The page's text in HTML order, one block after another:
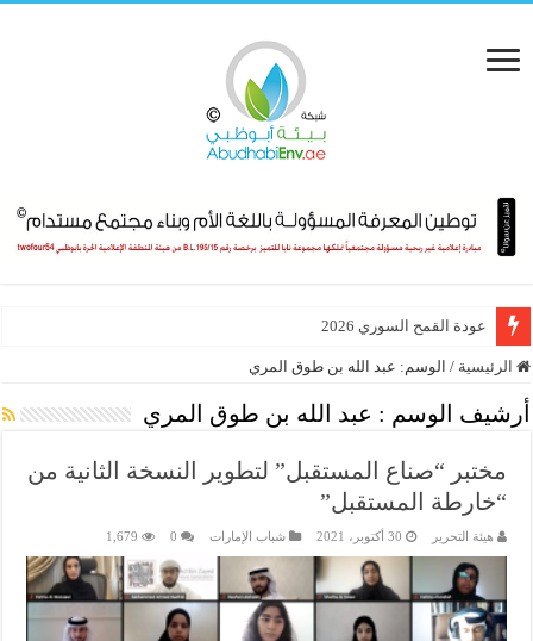
عودة القمح السوري 2026
هيئة البيئة – أبوظبي ودائرة البلديات والنقل تعززان تعاونهما ضمن مبادرات
الرئيسية / الوسم: عبد الله بن طوق المري
أرشيف الوسم : عبد الله بن طوق المري
مختبر “صناع المستقبل” لتطوير النسخة الثانية من
“خارطة المستقبل”
هيئة التحرير 30 أكتوبر، 2021 شباب الإمارات 0
1,679